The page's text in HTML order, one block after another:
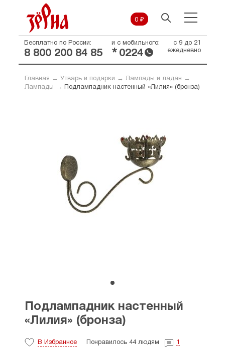
0 ₽
Бесплатно по России:
8 800 200 84 85
и с мобильного:
* 0224
с 9 до 21
ежедневно
Главная → Утварь и подарки → Лампады и ладан →
Лампады → Подлампадник настенный «Лилия» (бронза)
Подлампадник настенный
«Лилия» (бронза)
В Избранное Понравилось 44 людям 1